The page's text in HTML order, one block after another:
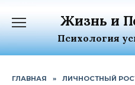
содержанию
Жизнь и
Психология
ГЛАВНАЯ » ЛИЧНОСТНЫЙ